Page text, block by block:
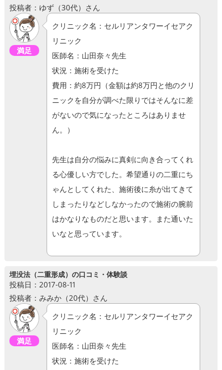
投稿者：ゆず（30代）さん
満足
クリニック名：セルリアンタワーイセアク
リニック
医師名：山田奈々先生
状況：施術を受けた
費用：約8万円（金額は約8万円と他のクリ
ニックを自分が調べた限りではそんなに差
がないので気になったところはありませ
ん。）
先生は自分の悩みに真剣に向き合ってくれ
る心優しい方でした。希望通りの二重にち
ゃんとしてくれた、施術後に糸が出てきて
しまったりなどしなかったので施術の腕前
はかなりなものだと思います。また通いた
いなと思っています。
埋没法（二重形成）の口コミ・体験談
投稿日：2017-08-11
投稿者：みみか（20代）さん
満足
クリニック名：セルリアンタワーイセアク
リニック
医師名：山田奈々先生
状況：施術を受けた